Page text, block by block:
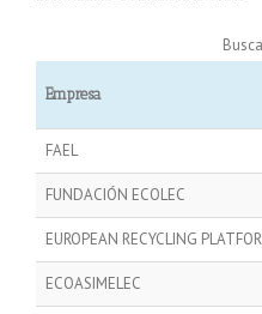
Empresa
FAEL
FUNDACIÓN ECOLEC
EUROPEAN RECYCLING
ECOASIMELEC